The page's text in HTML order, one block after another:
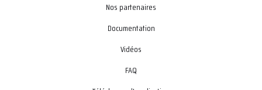
Nos partenaires
Documentation
Vidéos
FAQ